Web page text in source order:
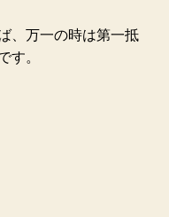
、万一の時は第一抵
す。